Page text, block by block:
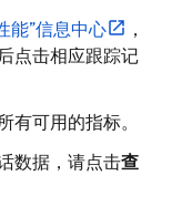
能”信息中心
，
点击相应跟踪记
有可用的指标。
数据，请点击查